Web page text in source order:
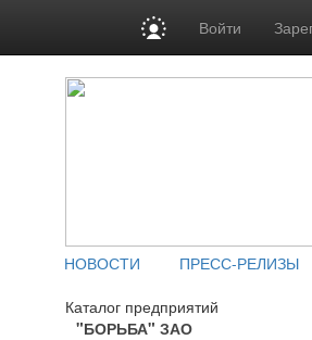
Войти
НОВОСТИ ПРЕСС-РЕЛИЗЫ
Каталог предприятий
"БОРЬБА" ЗАО